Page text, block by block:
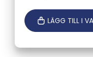
LÄGG TILL I